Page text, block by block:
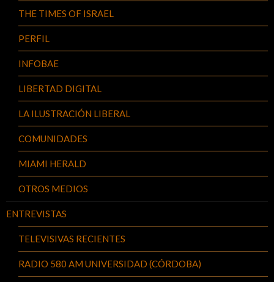
THE TIMES OF ISRAEL
PERFIL
INFOBAE
LIBERTAD DIGITAL
LA ILUSTRACIÓN LIBERAL
COMUNIDADES
MIAMI HERALD
OTROS MEDIOS
ENTREVISTAS
TELEVISIVAS RECIENTES
RADIO 580 AM UNIVERSIDAD (CÓRDOBA)